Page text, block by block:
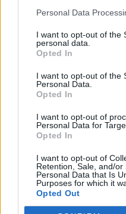
Personal Data
I want to opt-out of the
personal data.
Opted In
I want to opt-out of the
Personal Data.
Opted In
I want to opt-out of
Personal Data for
Opted In
I want to opt-out of
Retention, Sale, and/or
Personal Data that Is
Purposes for which it
Opted Out
solformørkelsen
til at sende det første
Det viser
Nordjylland er den
positive udvikling.
Det oplyser
Den gennemsnitlige
minutter og 36
32 sekunder i 2025.